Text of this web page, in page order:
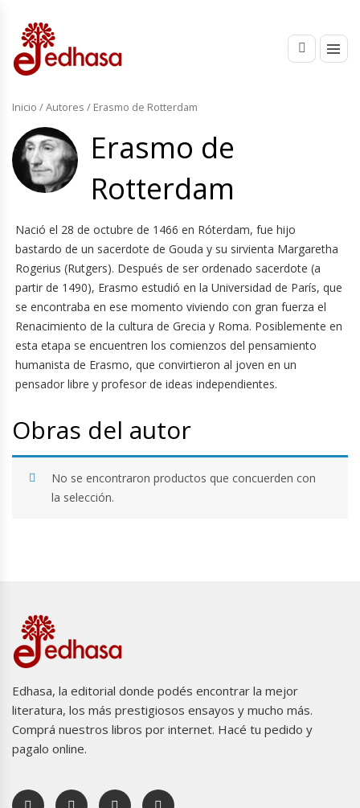
Inicio / Autores / Erasmo de Rotterdam
Erasmo de
Rotterdam
Nació el 28 de octubre de 1466 en Róterdam, fue hijo
bastardo de un sacerdote de Gouda y su sirvienta Margaretha
Rogerius (Rutgers). Después de ser ordenado sacerdote (a
partir de 1490), Erasmo estudió en la Universidad de París, que
se encontraba en ese momento viviendo con gran fuerza el
Renacimiento de la cultura de Grecia y Roma. Posiblemente en
esta etapa se encuentren los comienzos del pensamiento
humanista de Erasmo, que convirtieron al joven en un
pensador libre y profesor de ideas independientes.
Obras del autor
No se encontraron productos que concuerden con
la selección.
Edhasa, la editorial donde podés encontrar la mejor
literatura, los más prestigiosos ensayos y mucho más.
Comprá nuestros libros por internet. Hacé tu pedido y
pagalo online.